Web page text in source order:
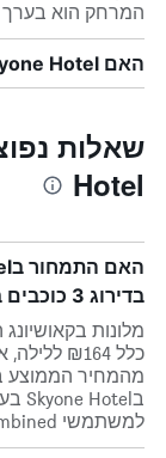
המרחק הוא בערך 2.2 ק"מ משם.
האם Skyone Hotel קרוב לPier-2 Art Center?
Hotel
בדירוג 3 כוכבים בקאושיונג?
מהמחיר הממוצע
למשתמשי HotelsCombined המתכננים לבקר בקאושיונג.